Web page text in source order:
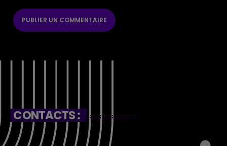
CONTACTS :